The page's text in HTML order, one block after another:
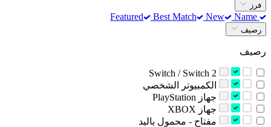
فرز
Featured
Best Match New Name
رصيف
رصيف
‫الكمبيوتر الشخصي‬
‫مفتاح - محمول باليد‬